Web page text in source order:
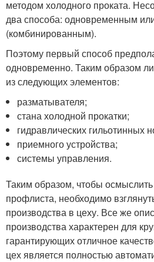
методом холодного проката.
два способа: одновременным
(комбинированным).
Поэтому первый способ
одновременно. Таким образом
из следующих элементов:
разматывателя;
стана холодной прокатки;
гидравлических гильотинных
приемного устройства;
системы управления.
Таким образом, чтобы
профлиста, необходимо
производства в цеху. Все же
производства характерен для
гарантирующих отличное
цех является полностью